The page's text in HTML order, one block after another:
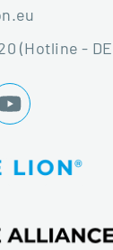
(Hotline -